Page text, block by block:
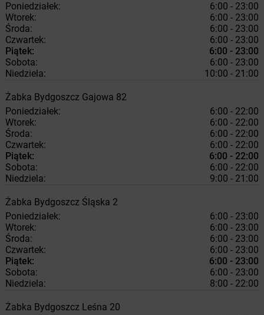
Poniedziałek:
6:00 - 23:00
Wtorek:
6:00 - 23:00
Środa:
6:00 - 23:00
Czwartek:
6:00 - 23:00
Piątek:
6:00 - 23:00
Sobota:
6:00 - 23:00
Niedziela:
10:00 - 21:00
Żabka Bydgoszcz Gajowa 82
Poniedziałek:
6:00 - 22:00
Wtorek:
6:00 - 22:00
Środa:
6:00 - 22:00
Czwartek:
6:00 - 22:00
Piątek:
6:00 - 22:00
Sobota:
6:00 - 22:00
Niedziela:
9:00 - 21:00
Żabka Bydgoszcz Śląska 2
Poniedziałek:
6:00 - 23:00
Wtorek:
6:00 - 23:00
Środa:
6:00 - 23:00
Czwartek:
6:00 - 23:00
Piątek:
6:00 - 23:00
Sobota:
6:00 - 23:00
Niedziela:
8:00 - 22:00
Żabka Bydgoszcz Leśna 20